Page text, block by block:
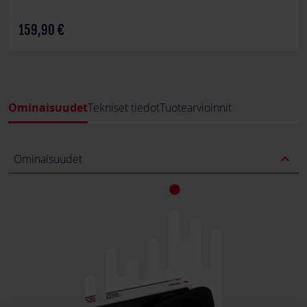
159,90 €
OminaisuudetTekniset tiedotTuotearvioinnit
Ominaisuudet expand_less